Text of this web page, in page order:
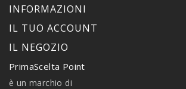
INFORMAZIONI
IL TUO ACCOUNT
IL NEGOZIO
PrimaScelta Point
è un marchio di